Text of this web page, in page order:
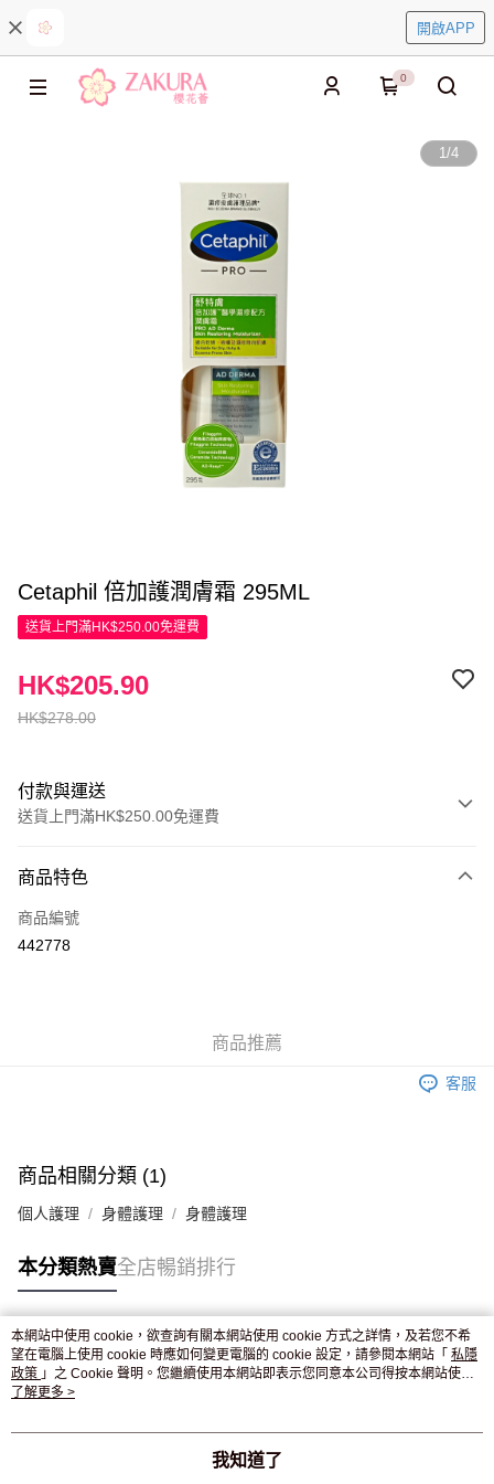
開啟APP
0
1/4
Cetaphil 倍加護潤膚霜 295ML
送貨上門滿HK$250.00免運費
HK$278.00
HK$205.90
付款與運送
送貨上門滿HK$250.00免運費
信用卡
Apple Pay
付款後門市自取，訂單確認後2-4個工作天到店，7天內取。逾期後
商品特色
商品編號
442778
商品推薦
客服
商品相關分類 (1)
個人護理 身體護理 身體護理
本分類熱賣全店暢銷排行
熱門標籤
熱銷排行
本網站中使用 cookie，欲查詢有關本網站使用 cookie 方式之詳情，及若您不希
望在電腦上使用 cookie 時應如何變更電腦的 cookie 設定，請參閱本網站「 私隱
政策 」之 Cookie 聲明。您繼續使用本網站即表示您同意本公司得按本網站使用
條款之 Cookie 聲明使用 cookie。
了解更多 >
我知道了